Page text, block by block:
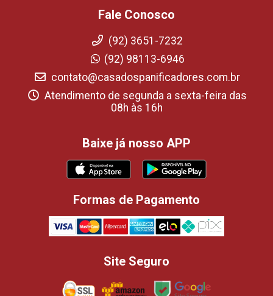
Fale Conosco
(92) 3651-7232
(92) 98113-6946
contato@casadospanificadores.com.br
Atendimento de segunda a sexta-feira das
08h às 16h
Baixe já nosso APP
Formas de Pagamento
Site Seguro